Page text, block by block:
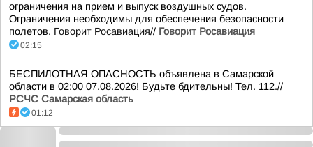
ограничения на прием и выпуск воздушных судов.
Ограничения необходимы для обеспечения безопасности
полетов. Говорит Росавиация// Говорит Росавиация
02:15
БЕСПИЛОТНАЯ ОПАСНОСТЬ объявлена в Самарской
области в 02:00 07.08.2026! Будьте бдительны! Тел. 112.//
РСЧС Самарская область
01:12